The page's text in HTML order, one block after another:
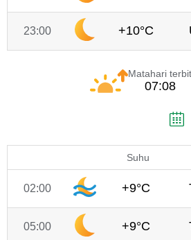
23:00 +10°C
Matahari terbit
07:08
Suhu
02:00 +9°C
05:00 +9°C